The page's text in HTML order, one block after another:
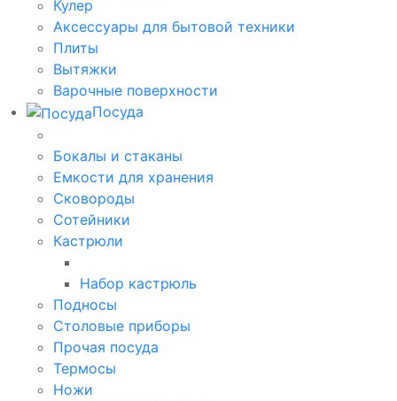
Кулер
Аксессуары для бытовой техники
Плиты
Вытяжки
Варочные поверхности
Посуда
Бокалы и стаканы
Емкости для хранения
Сковороды
Сотейники
Кастрюли
Набор кастрюль
Подносы
Столовые приборы
Прочая посуда
Термосы
Ножи